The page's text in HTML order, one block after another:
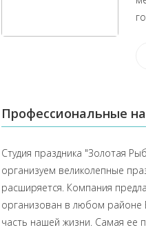
Профессиональные
Студия праздника "Золотая
организуем великолепные
расширяется. Компания
организован в любом районе
часть нашей жизни. Самая ее